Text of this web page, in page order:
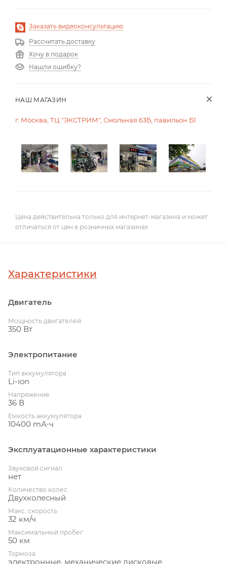
Заказать видеоконсультацию
Рассчитать доставку
Хочу в подарок
Нашли ошибку?
НАШ МАГАЗИН
г. Москва, ТЦ "ЭКСТРИМ", Смольная 63Б, павильон Б1
Цена действительна только для интернет-магазина и может
отличаться от цен в розничных магазинах
Характеристики
Двигатель
Мощность двигателей
350 Вт
Электропитание
Тип аккумулятора
Li-ion
Напряжение
36 В
Емкость аккумулятора
10400 mА⋅ч
Эксплуатационные характеристики
Звуковой сигнал
нет
Количество колес
Двухколесный
Макс. скорость
32 км/ч
Максимальный пробег
50 км
Тормоза
электронные, механические дисковые